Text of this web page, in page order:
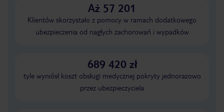
Aż 57 201
Klientów skorzystało z pomocy w ramach dodatkowego
ubezpieczenia od nagłych zachorowań i wypadków
689 420 zł
tyle wyniósł koszt obsługi medycznej pokryty jednorazowo
przez ubezpieczyciela